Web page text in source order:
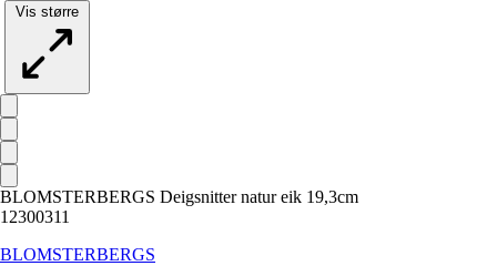
Vis større
BLOMSTERBERGS Deigsnitter natur eik 19,3cm
12300311
BLOMSTERBERGS